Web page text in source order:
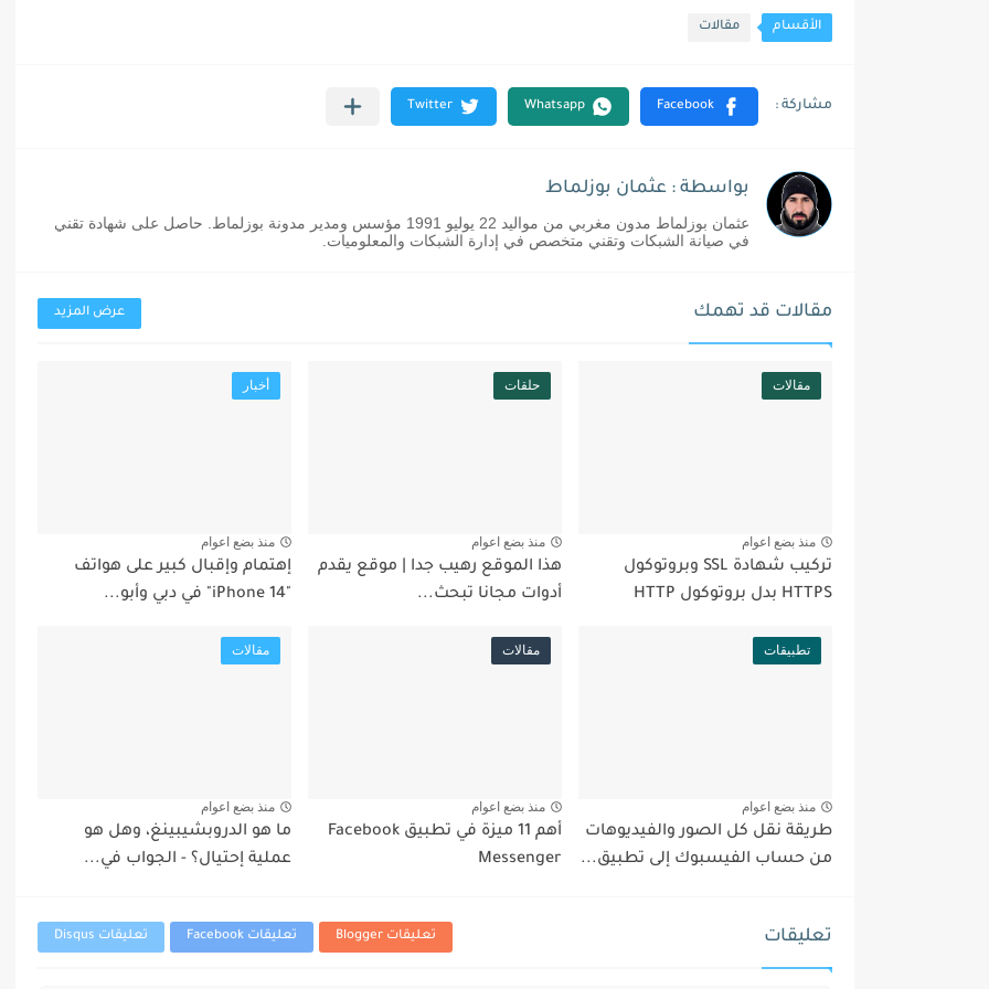
الأقسام مقالات
بواسطة : عثمان بوزلماط
عثمان بوزلماط مدون مغربي من مواليد 22 يوليو 1991 مؤسس ومدير مدونة بوزلماط. حاصل على شهادة تقني
في صيانة الشبكات وتقني متخصص في إدارة الشبكات والمعلوميات.
مقالات قد تهمك عرض المزيد
مقالات
منذ بضع اعوام
تركيب شهادة SSL وبروتوكول
HTTPS بدل بروتوكول HTTP
حلقات
منذ بضع اعوام
هذا الموقع رهيب جدا | موقع يقدم
أدوات مجانا تبحث...
أخبار
منذ بضع اعوام
إهتمام وإقبال كبير على هواتف
"iPhone 14" في دبي وأبو...
تطبيقات
منذ بضع اعوام
طريقة نقل كل الصور والفيديوهات
من حساب الفيسبوك إلى تطبيق...
مقالات
منذ بضع اعوام
أهم 11 ميزة في تطبيق Facebook
Messenger
مقالات
منذ بضع اعوام
ما هو الدروبشيبينغ، وهل هو
عملية إحتيال؟ - الجواب في...
تعليقات تعليقات Blogger تعليقات Facebook تعليقات Disqus